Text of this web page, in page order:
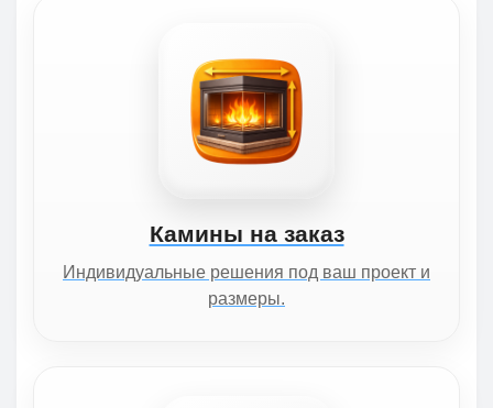
Камины на заказ
Индивидуальные решения под ваш проект и
размеры.